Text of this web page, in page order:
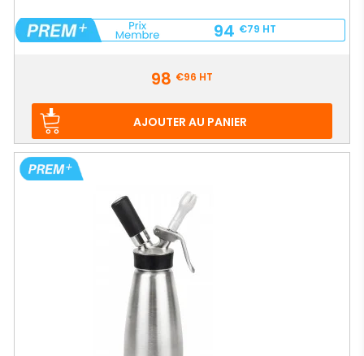
94 €79 HT
98 €96 HT
AJOUTER AU PANIER